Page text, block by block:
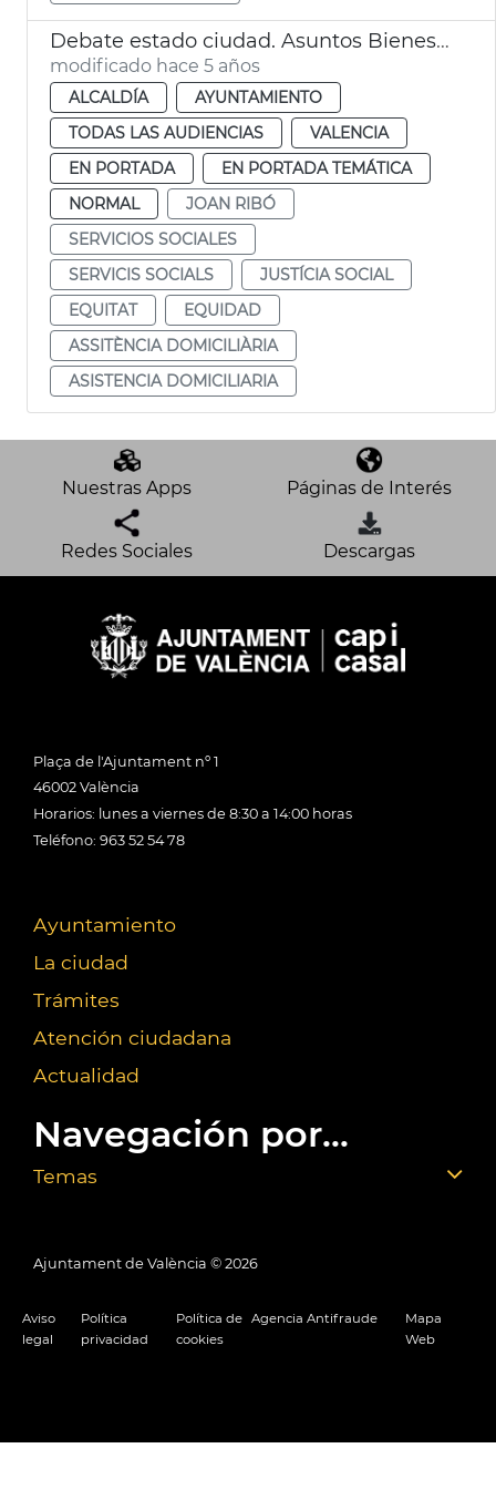
Debate estado ciudad. Asuntos Bienestar Social
modificado hace 5 años
ALCALDÍA
AYUNTAMIENTO
TODAS LAS AUDIENCIAS
VALENCIA
EN PORTADA
EN PORTADA TEMÁTICA
NORMAL
JOAN RIBÓ
SERVICIOS SOCIALES
SERVICIS SOCIALS
JUSTÍCIA SOCIAL
EQUITAT
EQUIDAD
ASSITÈNCIA DOMICILIÀRIA
ASISTENCIA DOMICILIARIA
Nuestras Apps Páginas de Interés
Redes Sociales Descargas
Plaça de l'Ajuntament nº 1
46002 València
Horarios: lunes a viernes de 8:30 a 14:00 horas
Teléfono: 963 52 54 78
Ayuntamiento
La ciudad
Trámites
Atención ciudadana
Actualidad
Navegación por...
Temas
Ajuntament de València © 2026
Aviso
legal
Política
privacidad
Política de
cookies
Agencia Antifraude
Mapa
Web